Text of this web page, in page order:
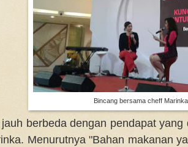
Bincang bersama cheff
jauh berbeda dengan pendapat
Menurutnya "Bahan makanan